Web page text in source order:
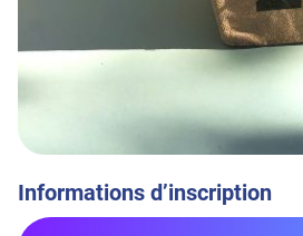
Informations d’inscription